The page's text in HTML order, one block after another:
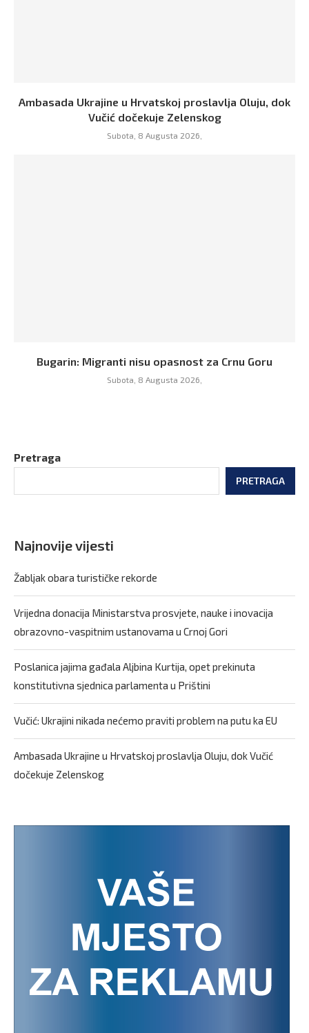
Ambasada Ukrajine u Hrvatskoj proslavlja Oluju, dok
Vučić dočekuje Zelenskog
Subota, 8 Augusta 2026,
Bugarin: Migranti nisu opasnost za Crnu Goru
Subota, 8 Augusta 2026,
Pretraga
PRETRAGA
Najnovije vijesti
Žabljak obara turističke rekorde
Vrijedna donacija Ministarstva prosvjete, nauke i inovacija
obrazovno-vaspitnim ustanovama u Crnoj Gori
Poslanica jajima gađala Aljbina Kurtija, opet prekinuta
konstitutivna sjednica parlamenta u Prištini
Vučić: Ukrajini nikada nećemo praviti problem na putu ka EU
Ambasada Ukrajine u Hrvatskoj proslavlja Oluju, dok Vučić
dočekuje Zelenskog